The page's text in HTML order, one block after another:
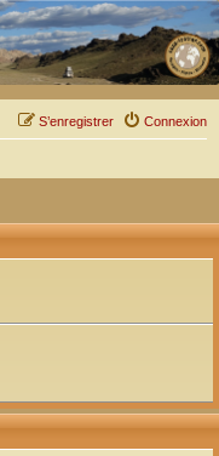
Connexion
S’enregistrer